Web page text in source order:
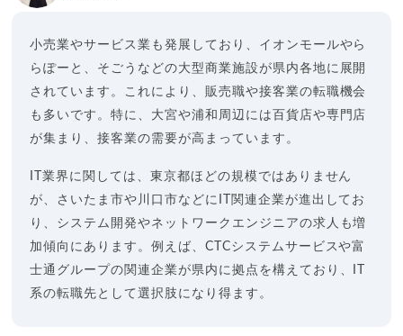
小売業やサービス業も発展しており、イオンモールやら
らぽーと、そごうなどの大型商業施設が県内各地に展開
されています。これにより、販売職や接客業の転職機会
も多いです。特に、大宮や浦和周辺には百貨店や専門店
が集まり、接客業の需要が高まっています。
IT業界に関しては、東京都ほどの規模ではありません
が、さいたま市や川口市などにIT関連企業が進出してお
り、システム開発やネットワークエンジニアの求人も増
加傾向にあります。例えば、CTCシステムサービスや富
士通グループの関連企業が県内に拠点を構えており、IT
系の転職先として選択肢になり得ます。